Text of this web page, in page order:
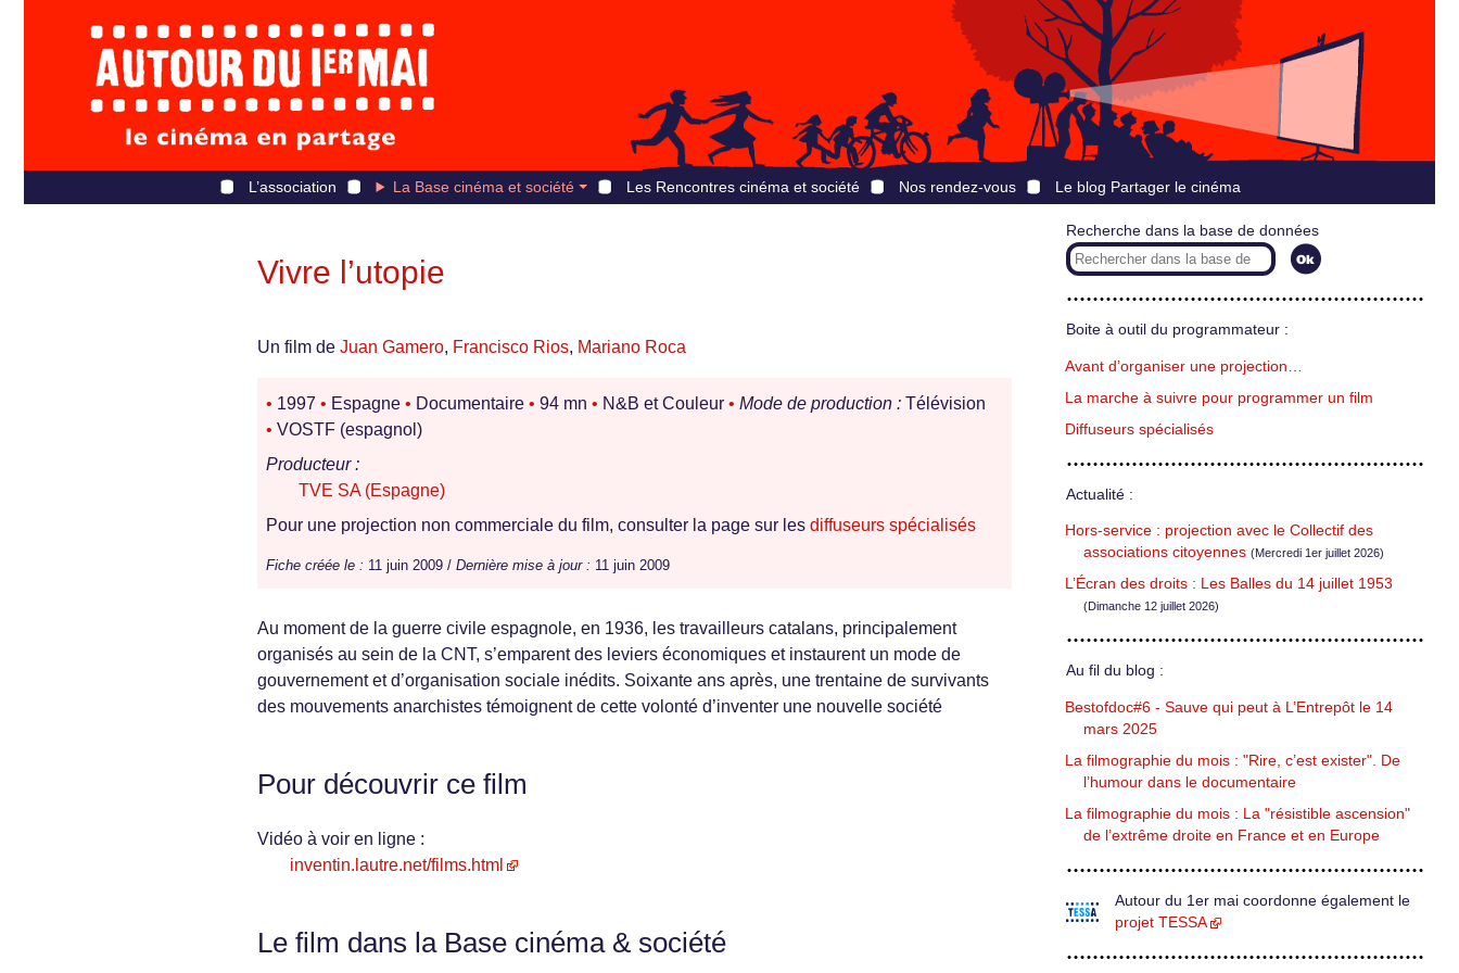
L’association La Base cinéma et société Les Rencontres cinéma et société Nos rendez-vous Le blog Partager le cinéma
Vivre l’utopie
Un film de Juan Gamero, Francisco Rios, Mariano Roca
• 1997 • Espagne • Documentaire • 94 mn • N&B et Couleur • Mode de production : Télévision
• VOSTF (espagnol)
Producteur :
TVE SA (Espagne)
Pour une projection non commerciale du film, consulter la page sur les diffuseurs spécialisés
Fiche créée le : 11 juin 2009 / Dernière mise à jour : 11 juin 2009
Au moment de la guerre civile espagnole, en 1936, les travailleurs catalans, principalement
organisés au sein de la CNT, s’emparent des leviers économiques et instaurent un mode de
gouvernement et d’organisation sociale inédits. Soixante ans après, une trentaine de survivants
des mouvements anarchistes témoignent de cette volonté d’inventer une nouvelle société
Pour découvrir ce film
Vidéo à voir en ligne :
inventin.lautre.net/films.html
Le film dans la Base cinéma & société
Recherche dans la base de données
Boite à outil du programmateur :
Avant d’organiser une projection…
La marche à suivre pour programmer un film
Diffuseurs spécialisés
Actualité :
Hors-service : projection avec le Collectif des
associations citoyennes (Mercredi 1er juillet 2026)
L’Écran des droits : Les Balles du 14 juillet 1953
(Dimanche 12 juillet 2026)
Au fil du blog :
Bestofdoc#6 - Sauve qui peut à L’Entrepôt le 14
mars 2025
La filmographie du mois : "Rire, c’est exister". De
l’humour dans le documentaire
La filmographie du mois : La "résistible ascension"
de l’extrême droite en France et en Europe
Autour du 1er mai coordonne également le
projet TESSA